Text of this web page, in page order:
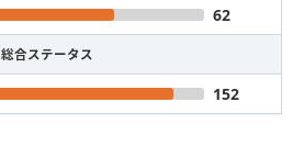
62
総合ステータス
152